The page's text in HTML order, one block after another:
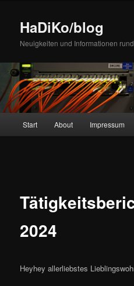
wechselnHaDiKo/blog
Neuigkeiten und Informationen
Start About Impressum
2024
Heyhey allerliebstes